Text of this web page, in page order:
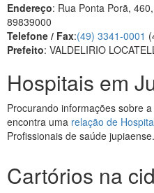
Endereço: Rua Ponta Porã,
89839000
Telefone / Fax:(49) 3341-0001
Prefeito: VALDELIRIO
Hospitais em
Procurando informações sobre
encontra uma relação de
Profissionais de saúde jupiaense.
Cartórios na